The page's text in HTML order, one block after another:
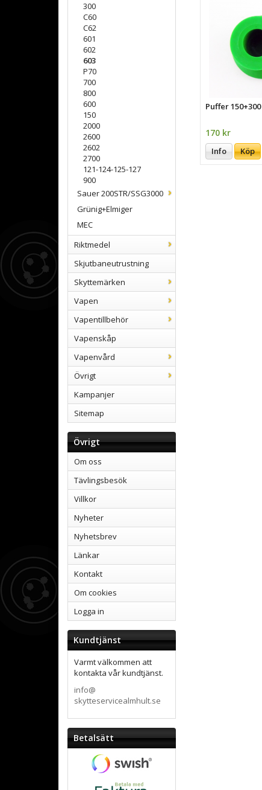
300
C60
C62
601
602
603
P70
700
800
600
150
2000
2600
2602
2700
121-124-125-127
900
Sauer 200STR/SSG3000
Grünig+Elmiger
MEC
Riktmedel
Skjutbaneutrustning
Skyttemärken
Vapen
Vapentillbehör
Vapenskåp
Vapenvård
Övrigt
Kampanjer
Sitemap
Övrigt
Om oss
Tävlingsbesök
Villkor
Nyheter
Nyhetsbrev
Länkar
Kontakt
Om cookies
Logga in
Kundtjänst
Varmt välkommen att
kontakta vår kundtjänst.
info@
skytteservicealmhult.se
Betalsätt
Puffer 150+300
170 kr
Info Köp